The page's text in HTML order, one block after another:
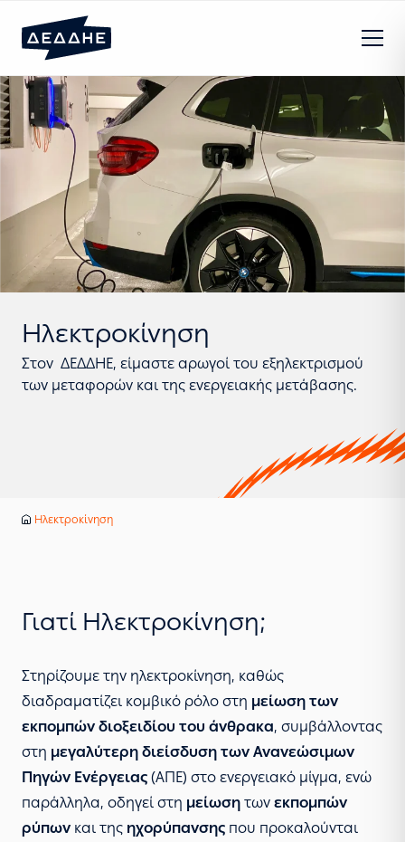
Ηλεκτροκίνηση
Στον ΔΕΔΔΗΕ, είμαστε αρωγοί του εξηλεκτρισμού
των μεταφορών και της ενεργειακής μετάβασης.
Αρχική
Υπηρεσίες
Ηλεκτροκίνηση
Γιατί Ηλεκτροκίνηση;
Στηρίζουμε την ηλεκτροκίνηση, καθώς
διαδραματίζει κομβικό ρόλο στη μείωση των
εκπομπών διοξειδίου του άνθρακα, συμβάλλοντας
στη μεγαλύτερη διείσδυση των Ανανεώσιμων
Πηγών Ενέργειας (ΑΠΕ) στο ενεργειακό μίγμα, ενώ
παράλληλα, οδηγεί στη μείωση των εκπομπών
ρύπων και της ηχορύπανσης που προκαλούνται